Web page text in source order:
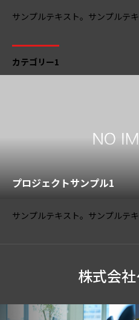
サンプルテキスト。サンプルテキ
カテゴリー1
プロジェクトサンプル1
サンプルテキスト。サンプルテキ
株式会